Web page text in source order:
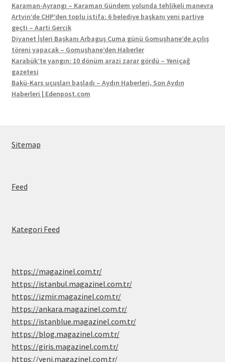
Karaman-Ayrangı – Karaman Gündem yolunda tehlikeli manevra
Artvin’de CHP’den toplu istifa: 6 belediye başkanı yeni partiye
geçti – Aarti Gercik
Diyanet İşleri Başkanı Arbaguş Cuma günü Gomuşhane’de açılış
töreni yapacak – Gomuşhane’den Haberler
Karabük’te yangın: 10 dönüm arazi zarar gördü – Yeniçağ
gazetesi
Bakü-Kars uçuşları başladı – Aydın Haberleri, Son Aydın
Haberleri | Edenpost.com
Sitemap
Feed
Kategori Feed
https://magazinel.com.tr/
https://istanbul.magazinel.com.tr/
https://izmir.magazinel.com.tr/
https://ankara.magazinel.com.tr/
https://istanblue.magazinel.com.tr/
https://blog.magazinel.com.tr/
https://giris.magazinel.com.tr/
https://yeni.magazinel.com.tr/